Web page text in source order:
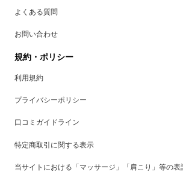
よくある質問
お問い合わせ
規約・ポリシー
利用規約
プライバシーポリシー
口コミガイドライン
特定商取引に関する表示
当サイトにおける「マッサージ」「肩こり」等の表